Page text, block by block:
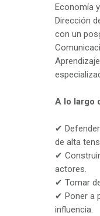
Economía
Dirección
con un
A lo largo
✔
de alta
✔
actores.
✔ Tomar
✔ Poner a
influencia.